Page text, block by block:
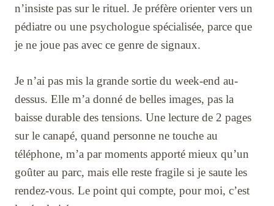
n’insiste pas sur le rituel. Je préfère orienter vers un
pédiatre ou une psychologue spécialisée, parce que
je ne joue pas avec ce genre de signaux.
Je n’ai pas mis la grande sortie du week-end au-
dessus. Elle m’a donné de belles images, pas la
baisse durable des tensions. Une lecture de 2 pages
sur le canapé, quand personne ne touche au
téléphone, m’a par moments apporté mieux qu’un
goûter au parc, mais elle reste fragile si je saute les
rendez-vous. Le point qui compte, pour moi, c’est